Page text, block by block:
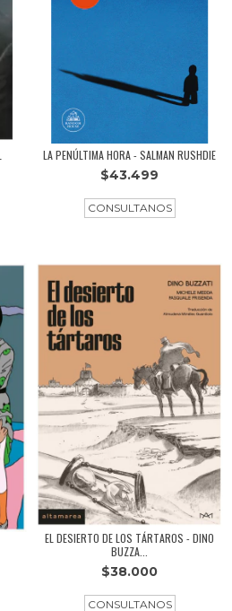
LA PENÚLTIMA HORA - SALMAN RUSHDIE
$43.499
EL DESIERTO DE LOS TÁRTAROS - DINO
BUZZA...
$38.000